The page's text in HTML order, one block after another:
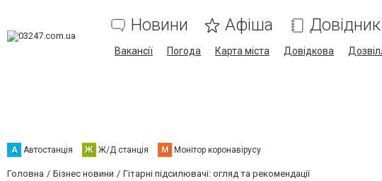
Новини Афіша Довідник
Вакансії Погода Карта міста Довідкова
А Автостанція Ж Ж/Д станція М Монітор коронавірусу
Головна Бізнес новини Гітарні підсилювачі: огляд та рекомендації